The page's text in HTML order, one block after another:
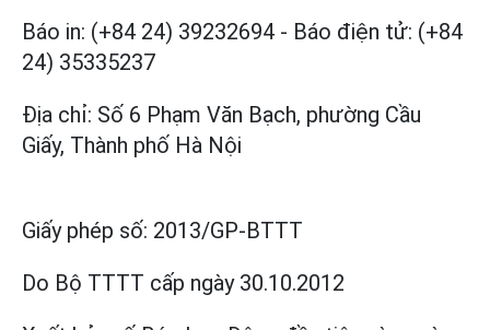
Báo in: (+84 24) 39232694 - Báo điện tử: (+84
24) 35335237
Địa chỉ: Số 6 Phạm Văn Bạch, phường Cầu
Giấy, Thành phố Hà Nội
Giấy phép số: 2013/GP-BTTT
Do Bộ TTTT cấp ngày 30.10.2012